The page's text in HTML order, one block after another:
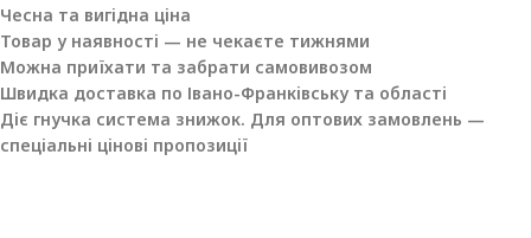
Чесна та вигідна ціна
Товар у наявності — не чекаєте тижнями
Можна приїхати та забрати самовивозом
Швидка доставка по Івано-Франківську та області
Діє гнучка система знижок. Для оптових замовлень —
спеціальні цінові пропозиції